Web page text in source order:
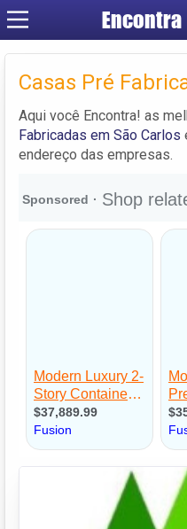
Encontra
Casas Pré
Aqui você Encontra! as
Fabricadas em São Carlos
endereço das empresas.